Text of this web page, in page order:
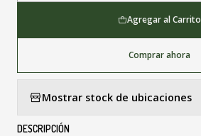
Agregar al Carrito
Comprar ahora
Mostrar stock de ubicaciones
DESCRIPCIÓN